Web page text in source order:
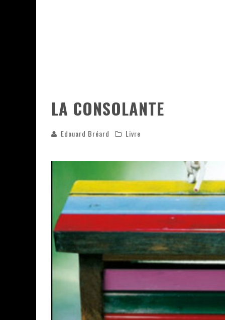
LA CONSOLANTE
Edouard Bréard Livre